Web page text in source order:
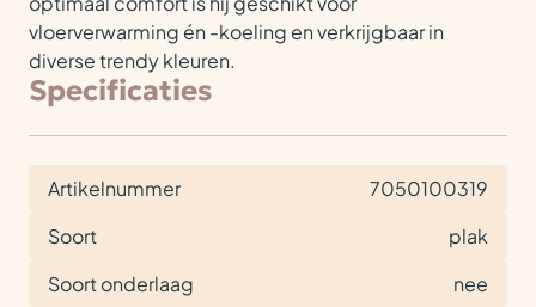
vloerverwarming én -koeling en verkrijgbaar in
diverse trendy kleuren.
Specificaties
Artikelnummer
7050100319
Soort
plak
Soort onderlaag
nee